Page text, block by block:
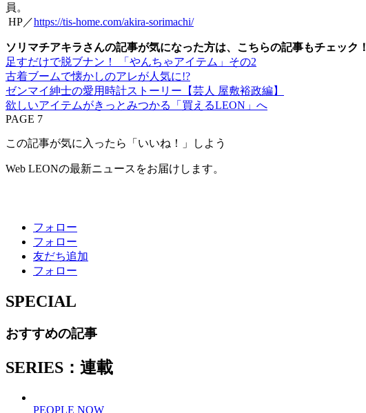
員。
HP／https://tis-home.com/akira-sorimachi/
ソリマチアキラさんの記事が気になった方は、こちらの記事もチェック！
足すだけで脱ブナン！ 「やんちゃアイテム」その2
古着ブームで懐かしのアレが人気に!?
ゼンマイ紳士の愛用時計ストーリー【芸人 屋敷裕政編】
欲しいアイテムがきっとみつかる「買えるLEON」へ
PAGE 7
この記事が気に入ったら「いいね！」しよう
Web LEONの最新ニュースをお届けします。
フォロー
フォロー
友だち追加
フォロー
SPECIAL
おすすめの記事
SERIES：連載
PEOPLE NOW